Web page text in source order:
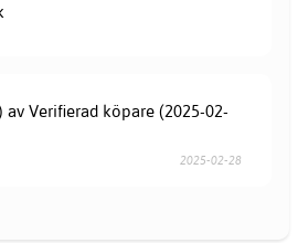
av Verifierad köpare (2025-02-
2025-02-28